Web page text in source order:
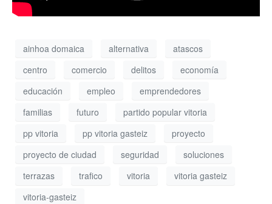
ainhoa domaica alternativa
atascos
centro
comercio delitos
economía
educación
empleo
emprendedores
familias
futuro
partido popular vitoria
pp vitoria
pp vitoria gasteiz
proyecto
proyecto de ciudad
seguridad
soluciones
terrazas
trafico vitoria
vitoria gasteiz
vitoria-gasteiz